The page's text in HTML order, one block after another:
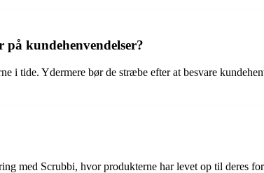
kundehenvendelser?
i tide. Ydermere bør de stræbe efter at besvare
med Scrubbi, hvor produkterne har levet op til deres